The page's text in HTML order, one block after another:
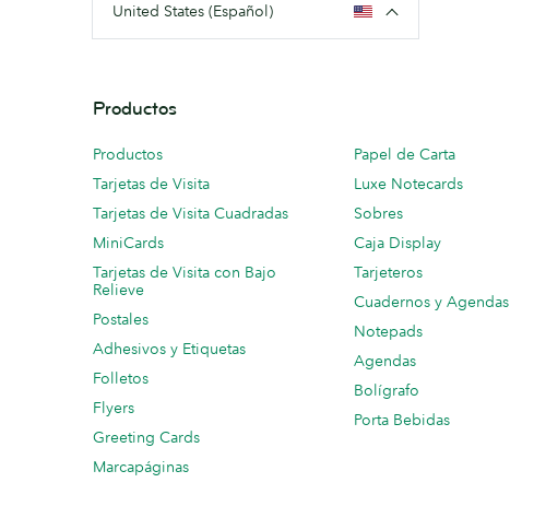
United States (Español)
Productos
Productos
Tarjetas de Visita
Tarjetas de Visita Cuadradas
MiniCards
Tarjetas de Visita con Bajo
Relieve
Postales
Adhesivos y Etiquetas
Folletos
Flyers
Greeting Cards
Marcapáginas
Papel de Carta
Luxe Notecards
Sobres
Caja Display
Tarjeteros
Cuadernos y Agendas
Notepads
Agendas
Bolígrafo
Porta Bebidas